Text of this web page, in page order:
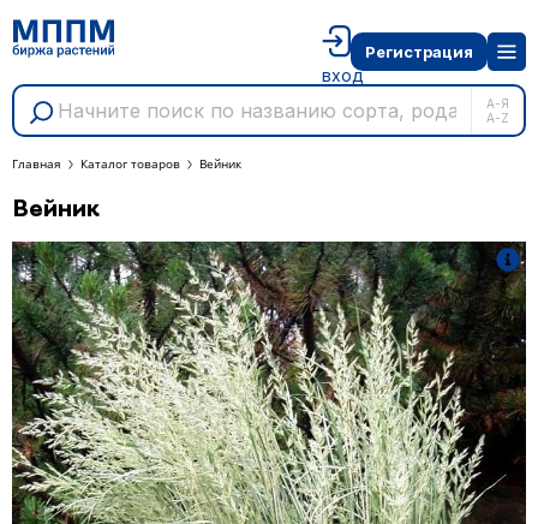
А-Я
A-Z
вход
Регистрация
Главная Каталог товаров Вейник
Вейник